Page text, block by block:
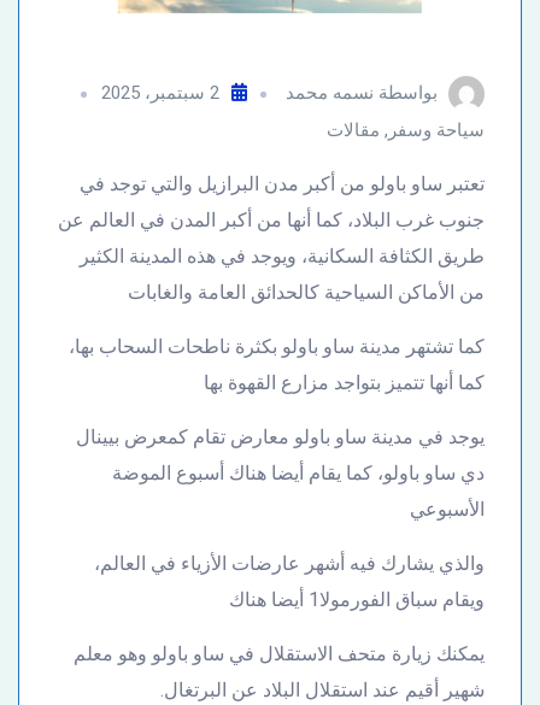
بواسطة نسمه محمد
2 سبتمبر، 2025
سياحة وسفر , مقالات
تعتبر ساو باولو من أكبر مدن البرازيل والتي توجد في
جنوب غرب البلاد، كما أنها من أكبر المدن في العالم عن
طريق الكثافة السكانية، ويوجد في هذه المدينة الكثير
من الأماكن السياحية كالحدائق العامة والغابات
كما تشتهر مدينة ساو باولو بكثرة ناطحات السحاب بها،
كما أنها تتميز بتواجد مزارع القهوة بها
يوجد في مدينة ساو باولو معارض تقام كمعرض بيينال
دي ساو باولو، كما يقام أيضا هناك أسبوع الموضة
الأسبوعي
والذي يشارك فيه أشهر عارضات الأزياء في العالم،
ويقام سباق الفورمولا1 أيضا هناك
يمكنك زيارة متحف الاستقلال في ساو باولو وهو معلم
شهير أقيم عند استقلال البلاد عن البرتغال.